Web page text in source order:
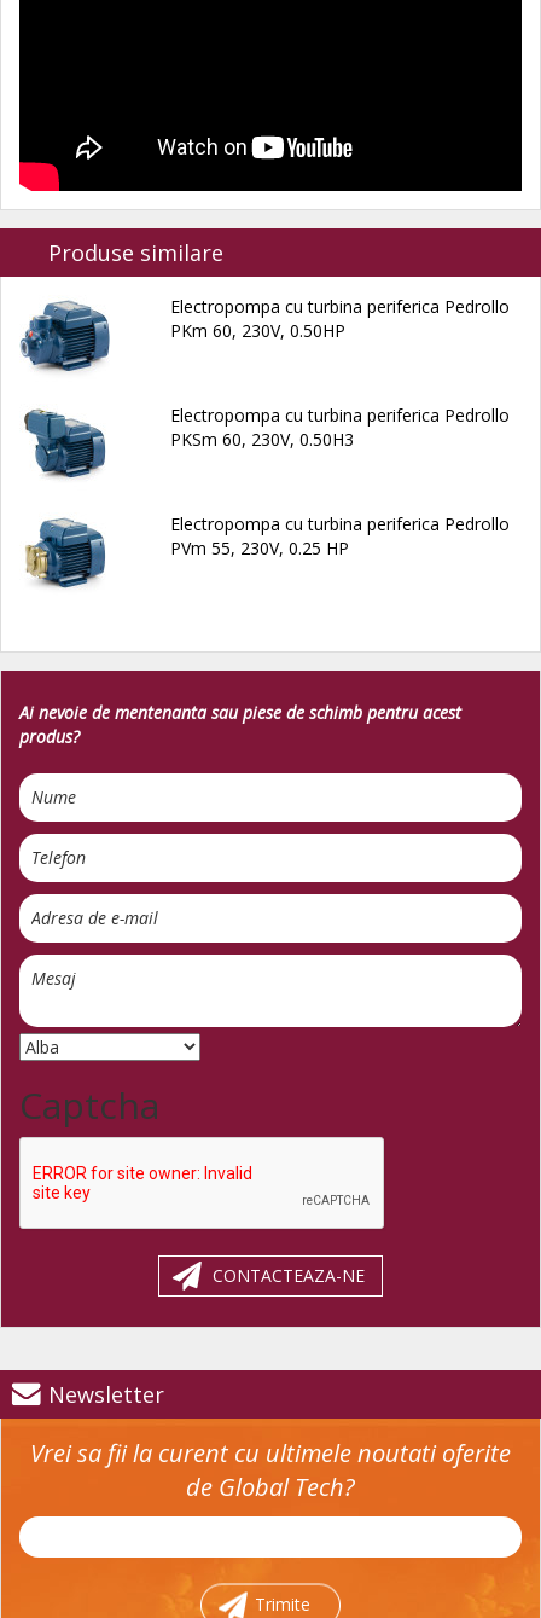
Produse similare
Electropompa cu turbina periferica Pedrollo
PKm 60, 230V, 0.50HP
Electropompa cu turbina periferica Pedrollo
PKSm 60, 230V, 0.50H3
Electropompa cu turbina periferica Pedrollo
PVm 55, 230V, 0.25 HP
Ai nevoie de mentenanta sau piese de schimb pentru acest
produs?
Captcha
CONTACTEAZA-NE
Newsletter
Vrei sa fii la curent cu ultimele noutati oferite
de Global Tech?
Trimite